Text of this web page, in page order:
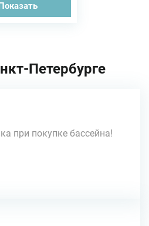
Петербурге
при покупке бассейна!